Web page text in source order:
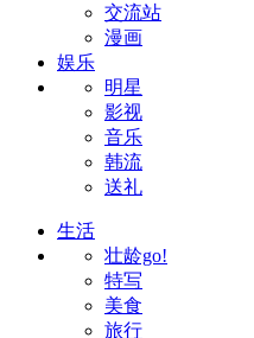
交流站
漫画
娱乐
明星
影视
音乐
韩流
送礼
生活
壮龄go!
特写
美食
旅行